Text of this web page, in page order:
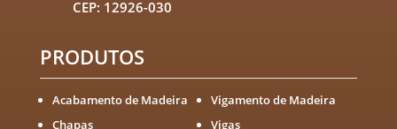
CEP: 12926-030
PRODUTOS
Acabamento de Madeira
Chapas
Vigamento de Madeira
Vigas